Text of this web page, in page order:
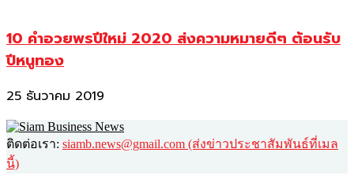
10 คำอวยพรปีใหม่ 2020 ส่งความหมายดีๆ ต้อนรับ
ปีหนูทอง
25 ธันวาคม 2019
ติดต่อเรา: siamb.news@gmail.com (ส่งข่าวประชาสัมพันธ์ที่เมล
นี้)